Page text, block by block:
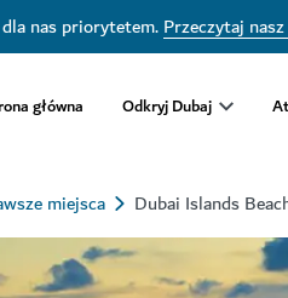
nas priorytetem.Przeczytaj
główna Odkryj Dubaj
miejsca Dubai Islands